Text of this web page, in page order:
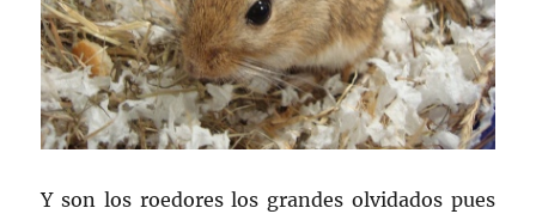
Y son los roedores los grandes olvidados pues